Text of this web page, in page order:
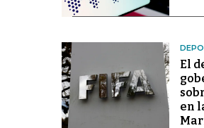
El
en